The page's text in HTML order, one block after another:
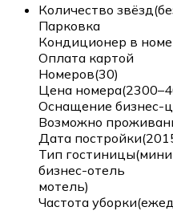
Количество
Парковка
Кондиционер в
Оплата картой
Номеров(30)
Цена
Оснащение бизнес-
Возможно
Дата
Тип
бизнес-отель
мотель)
Частота